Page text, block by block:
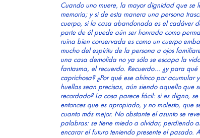
Cuando uno muere, la mayor dignidad que se
memoria; y si de esta manera una persona
cuerpo, si la casa abandonada es el cadáver
parte de él puede aún ser honrada como
ruina bien conservada es como un cuerpo
mucho del espíritu de la persona a ojos
una casa demolida no ya sólo se escapa la
fantasma, el recuerdo. Recuerdo... ¿y para qué
caprichosa? ¿Por qué ese ahínco por acumular
huellas sean precisas, aún siendo aquello que
recordado? La cosa parece fácil: si es digno, se
entonces que es apropiado, y no molesto, que
cuanto más mejor. No obstante el asunto se
palabras: se tiene miedo a olvidar, perdiendo
encarar el futuro teniendo presente el pasado.